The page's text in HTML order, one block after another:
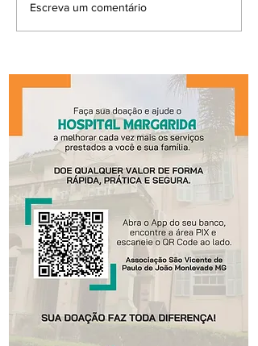
Escreva um comentário